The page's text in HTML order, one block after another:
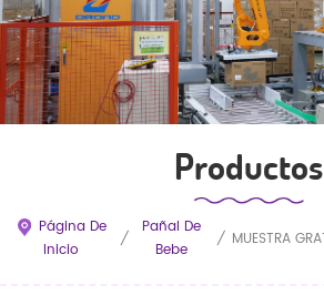
Productos
Página De
Inicio
/
Pañal De
Bebe
/